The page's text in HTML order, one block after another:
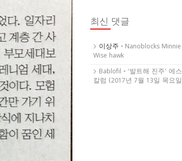
최신 댓글
이상주 - Nanoblocks
Wise hawk
Bablofil - ‘발트해 진주’ 에
칼럼 (2017년 7월 13일 목요